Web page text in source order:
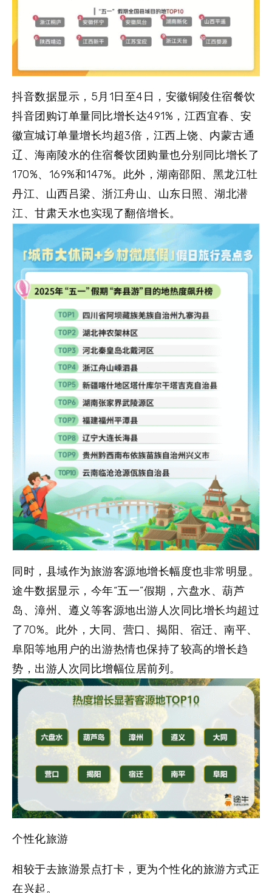
抖音数据显示，5月1日至4日，安徽铜陵住宿餐饮
抖音团购订单量同比增长达491%，江西宜春、安
徽宣城订单量增长均超3倍，江西上饶、内蒙古通
辽、海南陵水的住宿餐饮团购量也分别同比增长了
170%、169%和147%。此外，湖南邵阳、黑龙江牡
丹江、山西吕梁、浙江舟山、山东日照、湖北潜
江、甘肃天水也实现了翻倍增长。
同时， 县域作为旅游客源地增长幅度也非常明显。
途牛数据显示，今年“五一”假期，六盘水、葫芦
岛、漳州、遵义等客源地出游人次同比增长均超过
了70%。此外，大同、营口、揭阳、宿迁、南平、
阜阳等地用户的出游热情也保持了较高的增长趋
势，出游人次同比增幅位居前列。
个性化旅游
相较于去旅游景点打卡，更为个性化的旅游方式正
在兴起。